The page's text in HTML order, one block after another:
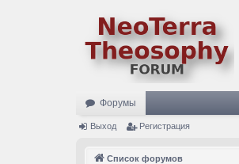
Форумы
Выход Регистрация
Список форумов